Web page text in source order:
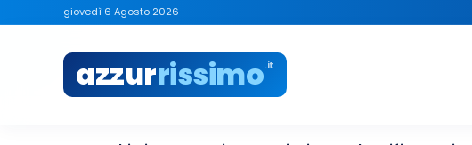
giovedì 6 Agosto 2026
azzurrissimo.it